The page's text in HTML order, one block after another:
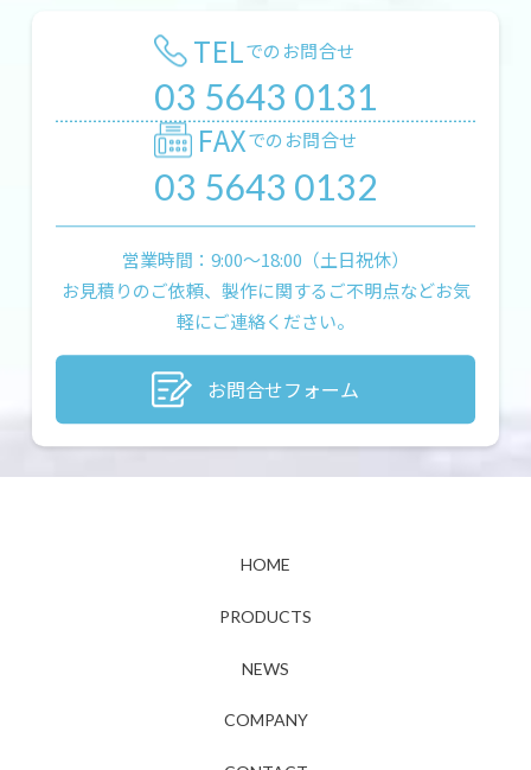
TELでのお問合せ
03 5643 0131
FAXでのお問合せ
03 5643 0132
営業時間：9:00〜18:00（土日祝休）
お見積りのご依頼、製作に関するご不明点などお気
軽にご連絡ください。
お問合せフォーム
HOME
PRODUCTS
NEWS
COMPANY